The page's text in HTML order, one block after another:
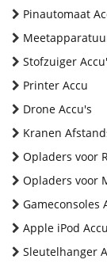
Pinautomaat
Stofzuiger
Printer Accu
Drone Accu's
Kranen
Opladers voor
Opladers voor
Gameconsoles
Apple iPod Accu
Sleutelhanger